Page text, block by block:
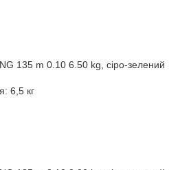
135 m 0.10 6.50 kg, сіро-зелений
6,5 кг